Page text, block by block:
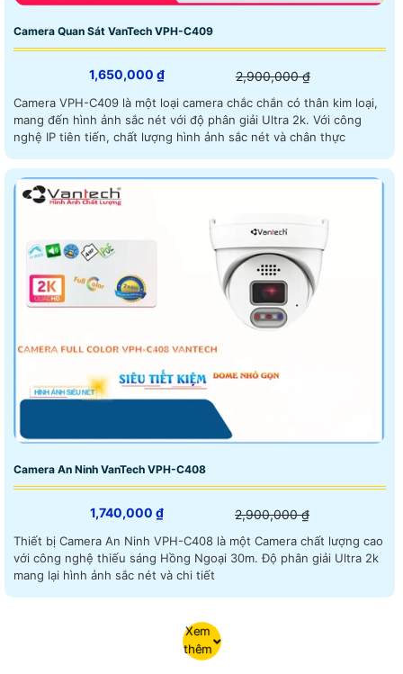
Camera Quan Sát VanTech VPH-C409
1,650,000 ₫ 2,900,000 ₫
Camera VPH-C409 là một loại camera chắc chắn có thân kim loại,
mang đến hình ảnh sắc nét với độ phân giải Ultra 2k. Với công
nghệ IP tiên tiến, chất lượng hình ảnh sắc nét và chân thực
Camera An Ninh VanTech VPH-C408
1,740,000 ₫ 2,900,000 ₫
Thiết bị Camera An Ninh VPH-C408 là một Camera chất lượng cao
với công nghệ thiếu sáng Hồng Ngoại 30m. Độ phân giải Ultra 2k
mang lại hình ảnh sắc nét và chi tiết
Xem
thêm